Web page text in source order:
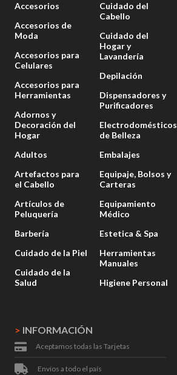
> INFORMACIÓN
Aceptamos todas las Tarjetas
Envíos a todo el país
Accesorios
Accesorios de
Moda
Accesorios para
Celulares
Accesorios para
Herramientas
Adornos y
Decoración del
Hogar
Adultos
Artefactos para
el Cabello
Artículos de
Peluquería
Barbería
Cuidado de la Piel
Cuidado de la
Salud
Cuidado del
Cabello
Cuidado del
Hogar y
Lavandería
Depilación
Dispensadores y
Purificadores
Electrodomésticos
de Belleza
Embalajes
Equipaje, Bolsos y
Carteras
Equipamiento
Médico
Estetica & Spa
Herramientas
Manuales
Higiene Personal